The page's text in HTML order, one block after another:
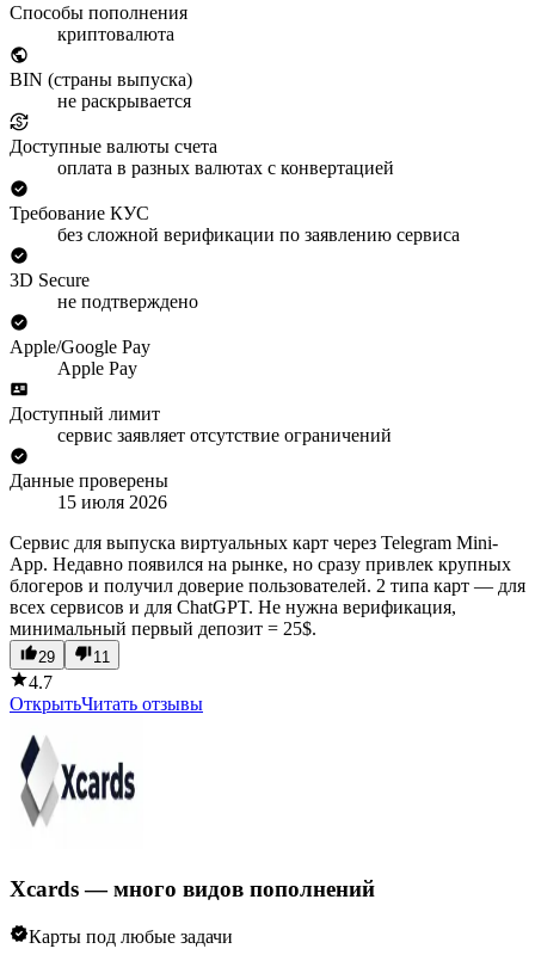
Способы пополнения
криптовалюта
BIN (страны выпуска)
не раскрывается
Доступные валюты счета
оплата в разных валютах с конвертацией
Требование КУС
без сложной верификации по заявлению сервиса
3D Secure
не подтверждено
Apple/Google Pay
Apple Pay
Доступный лимит
сервис заявляет отсутствие ограничений
Данные проверены
15 июля 2026
Сервис для выпуска виртуальных карт через Telegram Mini-
App. Недавно появился на рынке, но сразу привлек крупных
блогеров и получил доверие пользователей. 2 типа карт — для
всех сервисов и для ChatGPT. Не нужна верификация,
минимальный первый депозит = 25$.
29 11
4.7
ОткрытьЧитать отзывы
Xcards — много видов пополнений
Карты под любые задачи